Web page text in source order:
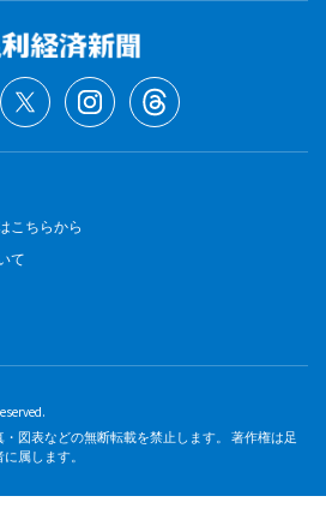
こちらから
て
図表などの無断転載を禁止します。 著作権は足
属します。